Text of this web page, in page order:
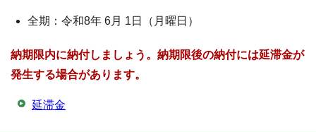
全期：令和8年 6月 1日（月曜日）
納期限内に納付しましょう。納期限後の納付には延滞金が
発生する場合があります。
延滞金